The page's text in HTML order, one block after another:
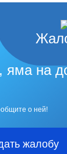
яма на
о ней!
жалобу